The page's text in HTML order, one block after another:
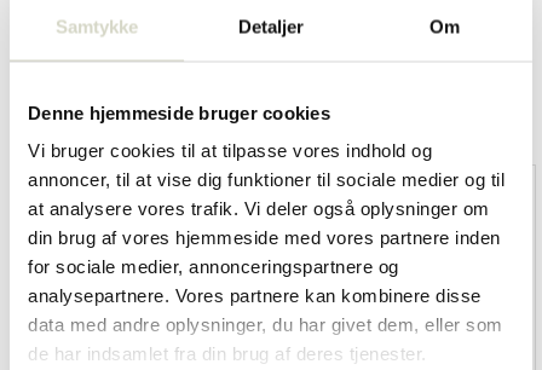
Samtykke Detaljer Om
Denne hjemmeside bruger cookies
Vi bruger cookies til at tilpasse vores indhold og
annoncer, til at vise dig funktioner til sociale medier og til
at analysere vores trafik. Vi deler også oplysninger om
din brug af vores hjemmeside med vores partnere inden
for sociale medier, annonceringspartnere og
analysepartnere. Vores partnere kan kombinere disse
data med andre oplysninger, du har givet dem, eller som
de har indsamlet fra din brug af deres tjenester.
Overige categorieën in MÆRKER